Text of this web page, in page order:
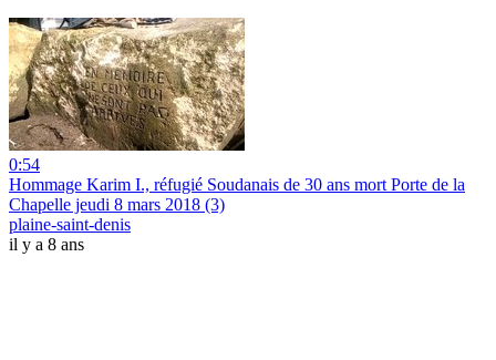
0:54
Hommage Karim I., réfugié Soudanais de 30 ans mort Porte de la
Chapelle jeudi 8 mars 2018 (3)
plaine-saint-denis
il y a 8 ans